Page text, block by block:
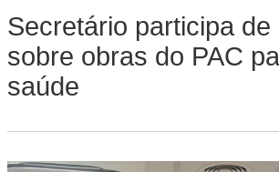
Secretário participa de
sobre obras do PAC
saúde